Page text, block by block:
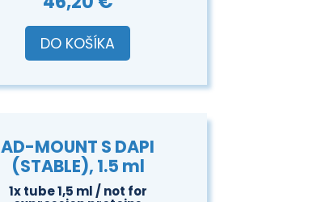
DO KOŠÍKA
AD-MOUNT S DAPI
(STABLE), 1.5 ml
1x tube 1,5 ml / not for